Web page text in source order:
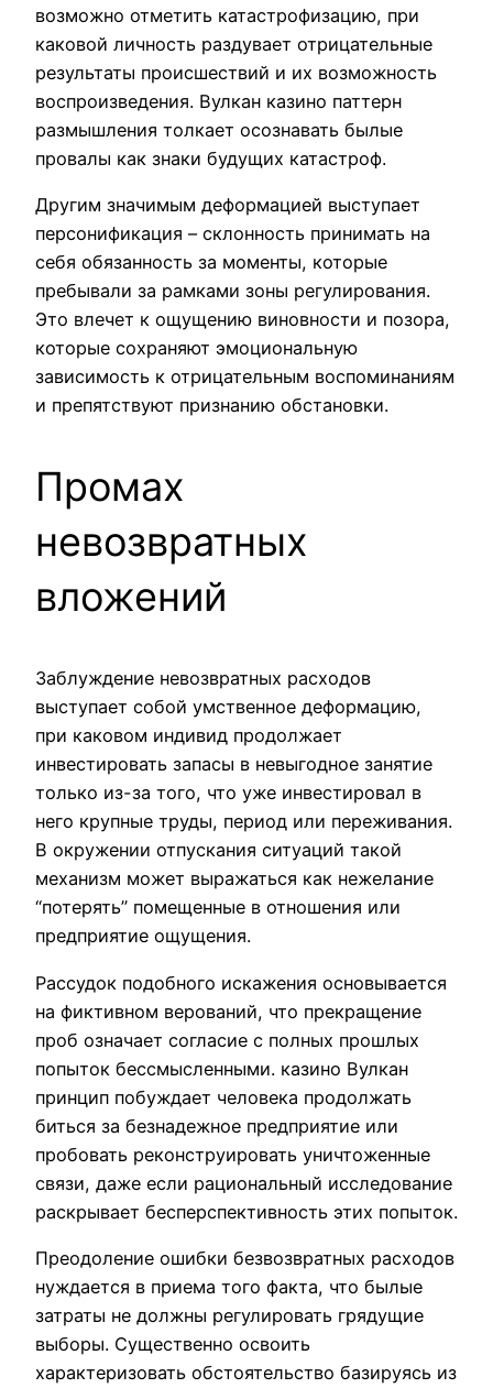
возможно отметить катастрофизацию, при
каковой личность раздувает отрицательные
результаты происшествий и их возможность
воспроизведения. Вулкан казино паттерн
размышления толкает осознавать былые
провалы как знаки будущих катастроф.
Другим значимым деформацией выступает
персонификация – склонность принимать на
себя обязанность за моменты, которые
пребывали за рамками зоны регулирования.
Это влечет к ощущению виновности и позора,
которые сохраняют эмоциональную
зависимость к отрицательным воспоминаниям
и препятствуют признанию обстановки.
Промах
невозвратных
вложений
Заблуждение невозвратных расходов
выступает собой умственное деформацию,
при каковом индивид продолжает
инвестировать запасы в невыгодное занятие
только из-за того, что уже инвестировал в
него крупные труды, период или переживания.
В окружении отпускания ситуаций такой
механизм может выражаться как нежелание
“потерять” помещенные в отношения или
предприятие ощущения.
Рассудок подобного искажения основывается
на фиктивном верований, что прекращение
проб означает согласие с полных прошлых
попыток бессмысленными. казино Вулкан
принцип побуждает человека продолжать
биться за безнадежное предприятие или
пробовать реконструировать уничтоженные
связи, даже если рациональный исследование
раскрывает бесперспективность этих попыток.
Преодоление ошибки безвозвратных расходов
нуждается в приема того факта, что былые
затраты не должны регулировать грядущие
выборы. Существенно освоить
характеризовать обстоятельство базируясь из